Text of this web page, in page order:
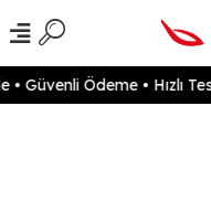
Güvenli Ödeme • Hızlı